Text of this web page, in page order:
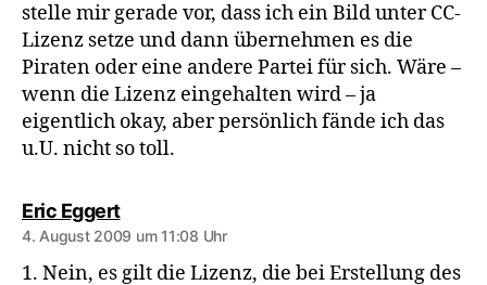
stelle mir gerade vor, dass ich ein Bild unter CC-
Lizenz setze und dann übernehmen es die
Piraten oder eine andere Partei für sich. Wäre –
wenn die Lizenz eingehalten wird – ja
eigentlich okay, aber persönlich fände ich das
u.U. nicht so toll.
Eric Eggertsagt:
4. August 2009 um 11:08 Uhr
1. Nein, es gilt die Lizenz, die bei Erstellung des